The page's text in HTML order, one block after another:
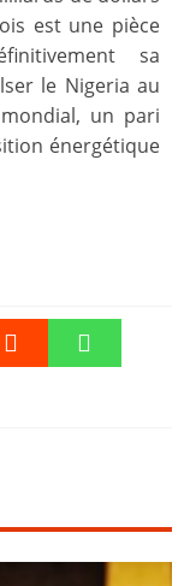
est une pièce
sa
le Nigeria au
un pari
énergétique